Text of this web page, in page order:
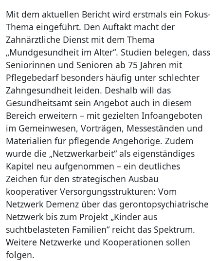
Mit dem aktuellen Bericht wird erstmals ein Fokus-
Thema eingeführt. Den Auftakt macht der
Zahnärztliche Dienst mit dem Thema
„Mundgesundheit im Alter“. Studien belegen, dass
Seniorinnen und Senioren ab 75 Jahren mit
Pflegebedarf besonders häufig unter schlechter
Zahngesundheit leiden. Deshalb will das
Gesundheitsamt sein Angebot auch in diesem
Bereich erweitern – mit gezielten Infoangeboten
im Gemeinwesen, Vorträgen, Messeständen und
Materialien für pflegende Angehörige. Zudem
wurde die „Netzwerkarbeit“ als eigenständiges
Kapitel neu aufgenommen – ein deutliches
Zeichen für den strategischen Ausbau
kooperativer Versorgungsstrukturen: Vom
Netzwerk Demenz über das gerontopsychiatrische
Netzwerk bis zum Projekt „Kinder aus
suchtbelasteten Familien“ reicht das Spektrum.
Weitere Netzwerke und Kooperationen sollen
folgen.